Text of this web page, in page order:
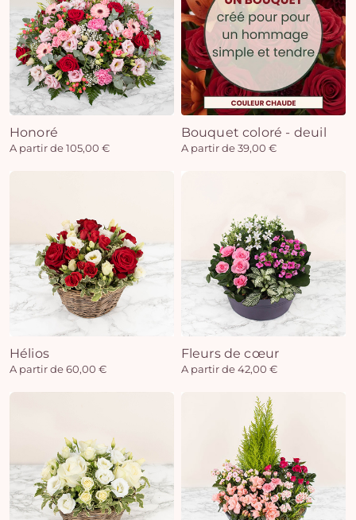
Honoré
A partir de 105,00 €
Bouquet coloré - deuil
A partir de 39,00 €
Hélios
A partir de 60,00 €
Fleurs de cœur
A partir de 42,00 €